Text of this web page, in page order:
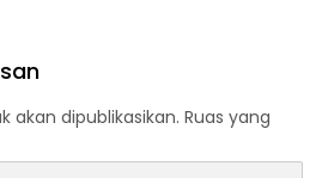
akan dipublikasikan. Ruas yang